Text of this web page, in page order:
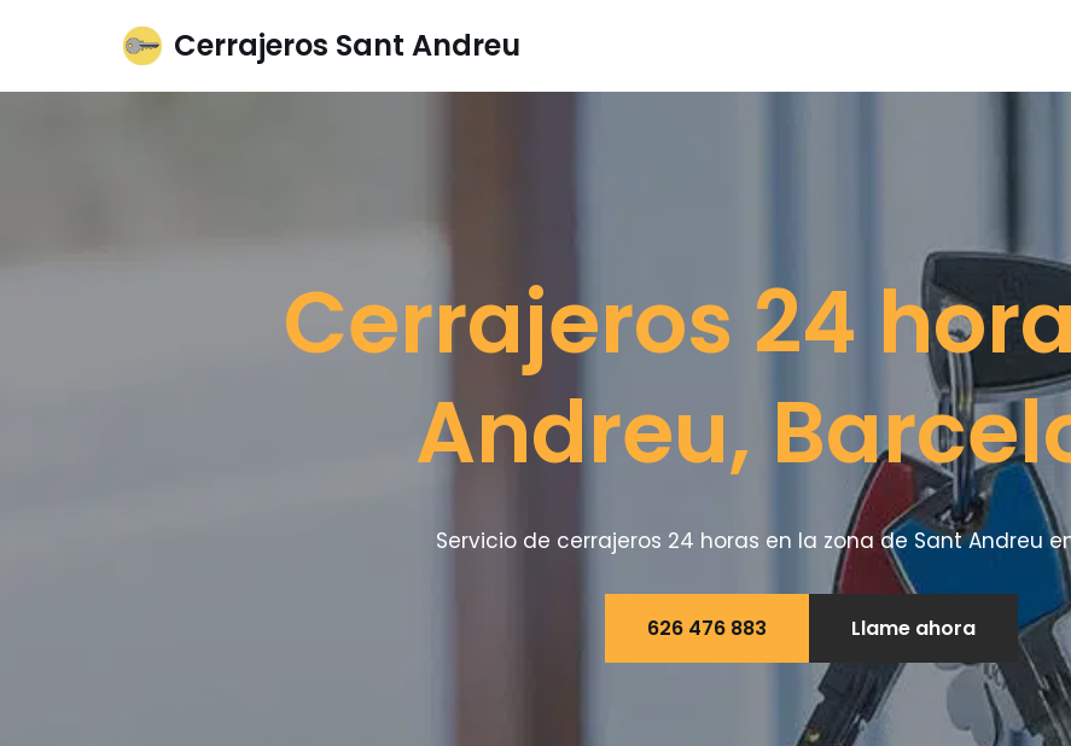
al
Cerrajeros Sant Andreu
Cerrajeros 24
Andreu,
Servicio de cerrajeros 24 horas en la zona de Sant Andreu
626 476 883 Llame ahora